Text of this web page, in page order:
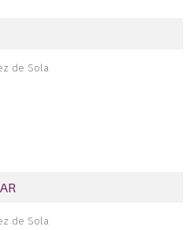
de Sola
de Sola